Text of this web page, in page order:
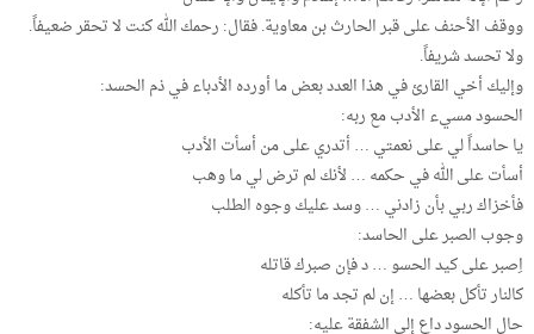
ووقف الأحنف على قبر الحارث بن معاوية. فقال: رحمك الله كنت لا تحقر ضعيفاً.
ولا تحسد شريفاً.
وإليك أخي القارئ في هذا العدد بعض ما أورده الأدباء في ذم الحسد:
الحسود مسيء الأدب مع ربه:
يا حاسداً لي على نعمتي … أتدري على من أسأت الأدب
أسأت على الله في حكمه … لأنك لم ترض لي ما وهب
فأخزاك ربي بأن زادني … وسد عليك وجوه الطلب
وجوب الصبر على الحاسد:
اِصبر على كيد الحسو … د فإن صبرك قاتله
كالنار تأكل بعضها … إن لم تجد ما تأكله
حال الحسود داع إلى الشفقة عليه: